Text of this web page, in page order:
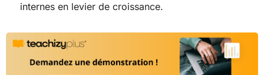
internes en levier de croissance.